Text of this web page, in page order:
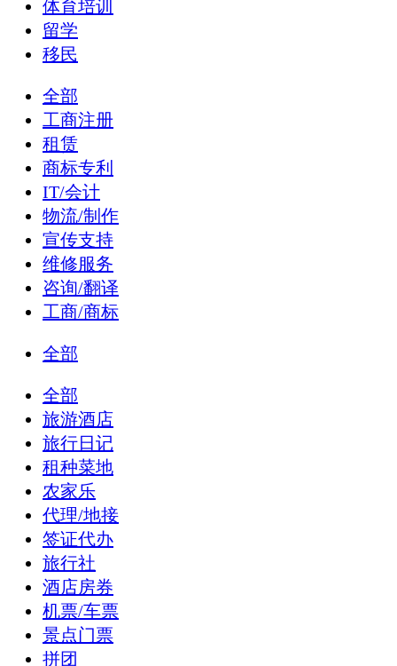
体育培训
留学
移民
全部
工商注册
租赁
商标专利
IT/会计
物流/制作
宣传支持
维修服务
咨询/翻译
工商/商标
全部
全部
旅游酒店
旅行日记
租种菜地
农家乐
代理/地接
签证代办
旅行社
酒店房券
机票/车票
景点门票
拼团